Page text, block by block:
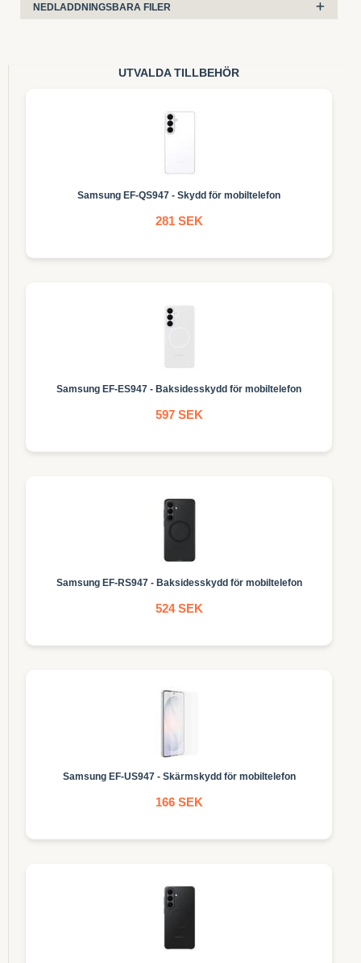
NEDLADDNINGSBARA FILER
UTVALDA TILLBEHÖR
Samsung EF-QS947 - Skydd för mobiltelefon
281 SEK
Samsung EF-ES947 - Baksidesskydd för mobiltelefon
597 SEK
Samsung EF-RS947 - Baksidesskydd för mobiltelefon
524 SEK
Samsung EF-US947 - Skärmskydd för mobiltelefon
166 SEK